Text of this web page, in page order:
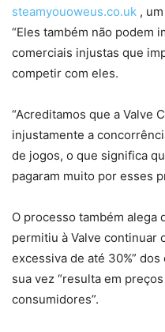
steamyouoweus.co.uk ,
“Eles também não podem
comerciais injustas que
competir com eles.
“Acreditamos que a Valve
injustamente a
de jogos, o que significa
pagaram muito por esses
O processo também alega
permitiu à Valve continuar
excessiva de até 30%”
sua vez “resulta em
consumidores”.